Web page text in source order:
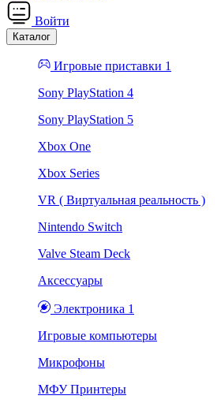
Войти
Каталог
Игровые приставки 1
Sony PlayStation 4
Sony PlayStation 5
Xbox One
Xbox Series
VR ( Виртуальная реальность )
Nintendo Switch
Valve Steam Deck
Аксессуары
Электроника 1
Игровые компьютеры
Микрофоны
МФУ Принтеры